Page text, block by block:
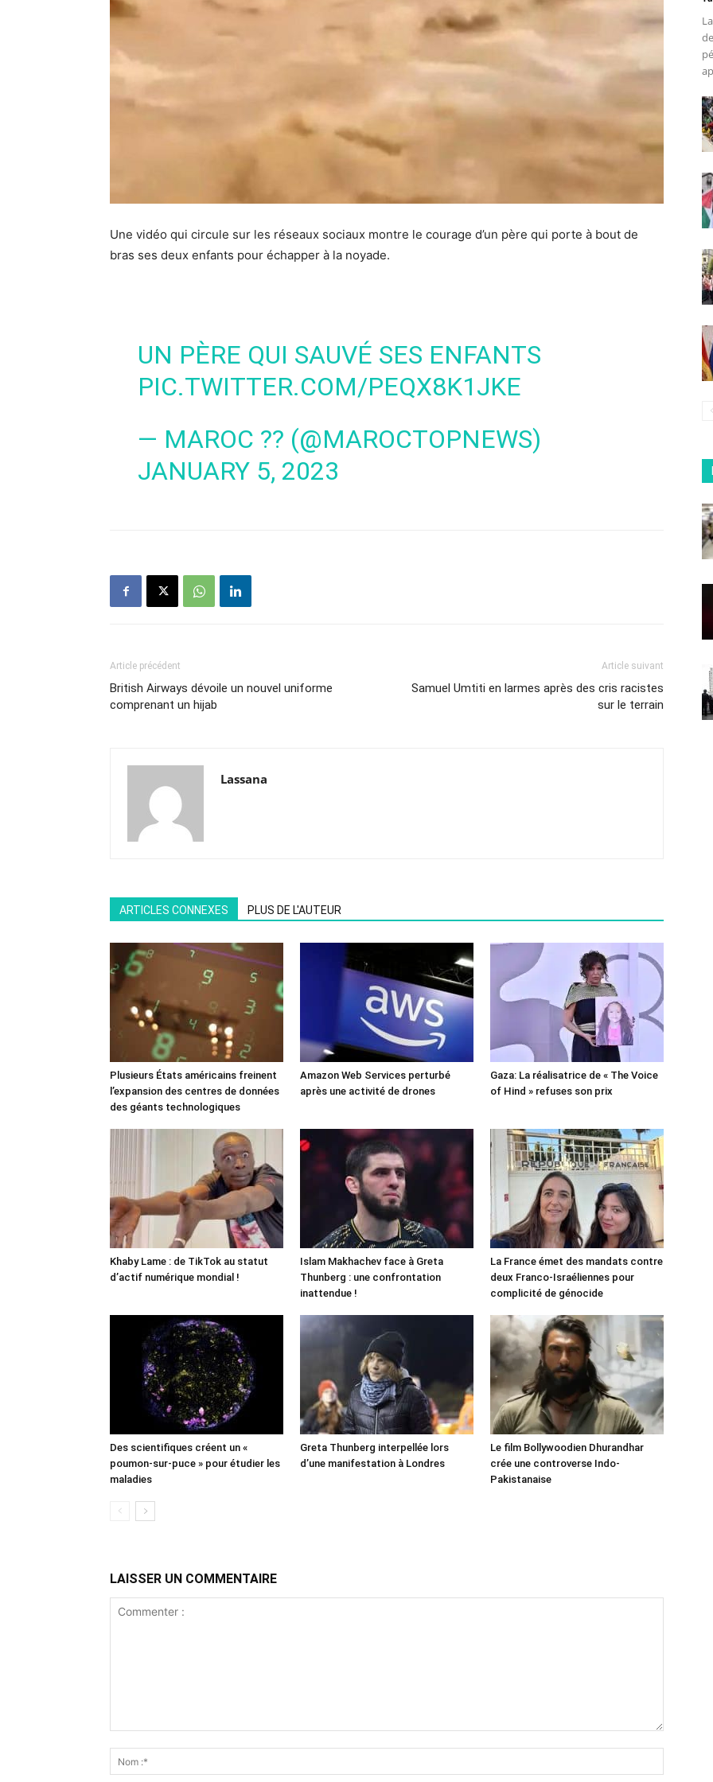
Une vidéo qui circule sur les réseaux sociaux montre le courage d’un père qui porte à bout de
bras ses deux enfants pour échapper à la noyade.
UN PÈRE QUI SAUVÉ SES ENFANTS
PIC.TWITTER.COM/PEQX8K1JKE
— MAROC ?? (@MAROCTOPNEWS)
JANUARY 5, 2023
Article précédent
British Airways dévoile un nouvel uniforme
comprenant un hijab
Article suivant
Samuel Umtiti en larmes après des cris racistes
sur le terrain
Lassana
ARTICLES CONNEXES PLUS DE L'AUTEUR
Plusieurs États américains freinent
l’expansion des centres de données
des géants technologiques
Amazon Web Services perturbé
après une activité de drones
Gaza: La réalisatrice de « The Voice
of Hind » refuses son prix
Khaby Lame : de TikTok au statut
d’actif numérique mondial !
Islam Makhachev face à Greta
Thunberg : une confrontation
inattendue !
La France émet des mandats contre
deux Franco-Israéliennes pour
complicité de génocide
Des scientifiques créent un «
poumon-sur-puce » pour étudier les
maladies
Greta Thunberg interpellée lors
d’une manifestation à Londres
Le film Bollywoodien Dhurandhar
crée une controverse Indo-
Pakistanaise
LAISSER UN COMMENTAIRE